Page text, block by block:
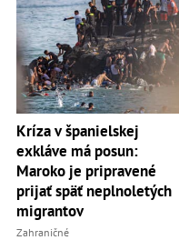
Kríza v španielskej
exkláve má posun:
Maroko je pripravené
prijať späť neplnoletých
migrantov
Zahraničné